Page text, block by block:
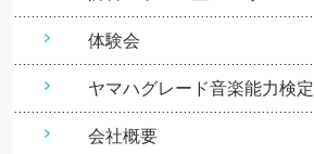
体験会
ヤマハグレード音楽能力検定
会社概要